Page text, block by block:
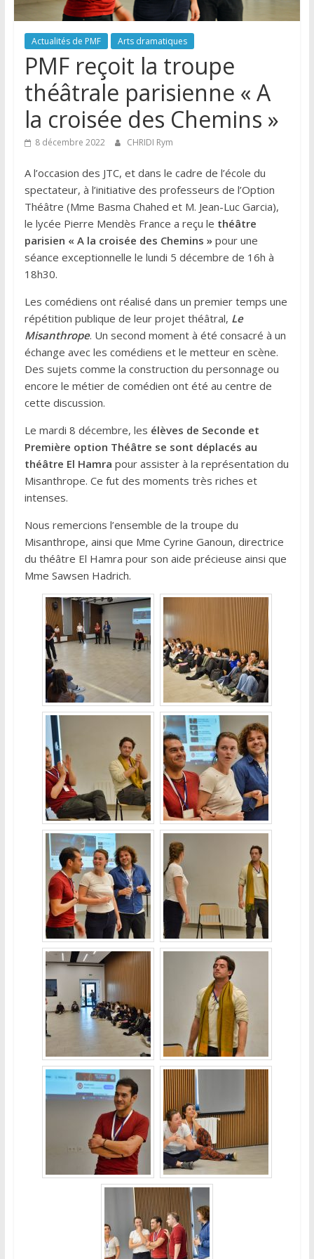
Actualités de PMF Arts dramatiques
PMF reçoit la troupe
théâtrale parisienne « A
la croisée des Chemins »
8 décembre 2022 CHRIDI Rym
A l’occasion des JTC, et dans le cadre de l’école du
spectateur, à l’initiative des professeurs de l’Option
Théâtre (Mme Basma Chahed et M. Jean-Luc Garcia),
le lycée Pierre Mendès France a reçu le théâtre
parisien « A la croisée des Chemins »pour une
séance exceptionnelle le lundi 5 décembre de 16h à
18h30.
Les comédiens ont réalisé dans un premier temps une
répétition publique de leur projet théâtral, Le
Misanthrope. Un second moment à été consacré à un
échange avec les comédiens et le metteur en scène.
Des sujets comme la construction du personnage ou
encore le métier de comédien ont été au centre de
cette discussion.
Le mardi 8 décembre, les élèves de Seconde et
Première option Théâtre se sont déplacés au
théâtre El Hamra pour assister à la représentation du
Misanthrope. Ce fut des moments très riches et
intenses.
Nous remercions l’ensemble de la troupe du
Misanthrope, ainsi que Mme Cyrine Ganoun, directrice
du théâtre El Hamra pour son aide précieuse ainsi que
Mme Sawsen Hadrich.